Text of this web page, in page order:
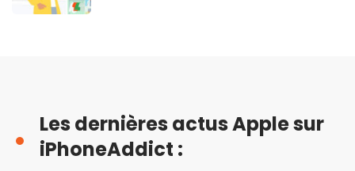
Les dernières actus Apple sur
iPhoneAddict :